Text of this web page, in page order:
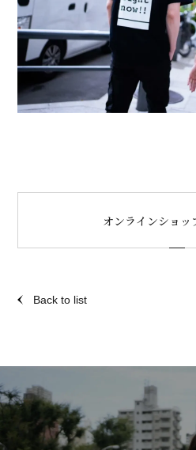
オンラインショッ
Back to list